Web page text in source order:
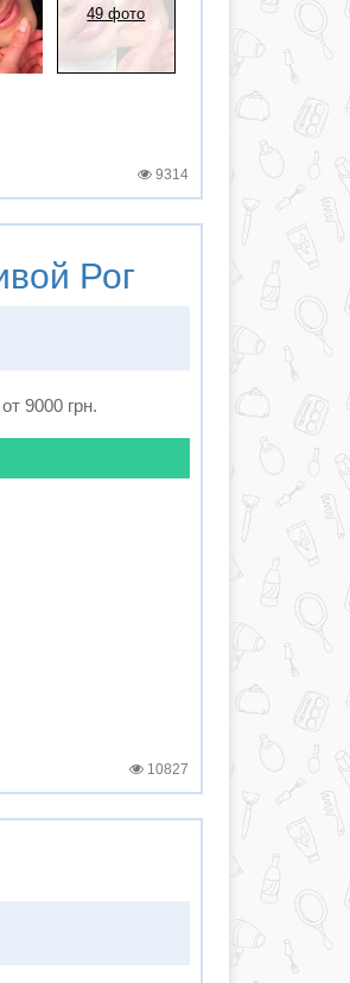
49 фото
9314
Рог
от 9000 грн.
10827